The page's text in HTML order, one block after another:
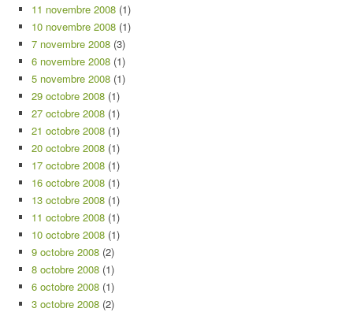
11 novembre 2008 (1)
10 novembre 2008 (1)
7 novembre 2008 (3)
6 novembre 2008 (1)
5 novembre 2008 (1)
29 octobre 2008 (1)
27 octobre 2008 (1)
21 octobre 2008 (1)
20 octobre 2008 (1)
17 octobre 2008 (1)
16 octobre 2008 (1)
13 octobre 2008 (1)
11 octobre 2008 (1)
10 octobre 2008 (1)
9 octobre 2008 (2)
8 octobre 2008 (1)
6 octobre 2008 (1)
3 octobre 2008 (2)